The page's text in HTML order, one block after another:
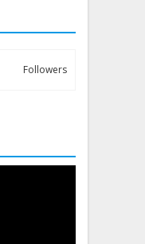
Followers